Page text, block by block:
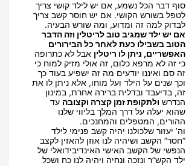
סוף דבר הכל נשמע, אם יש לילד קושי צריך
לטפל בשורש הקושי. אם יש חוסר קשב צריך
לבדוק למה זה ומדוע, ומה שורש הבעיה.
אם יש ילד שמגיב טוב לריטלין וזה הדבר
הטוב בשבילו כעת לאחר כל הבירורים
האפשריים, ניתן לו ריטלין אבל לא כתרופה
כי זה לא מרפא כלום, זה אולי מזיק למוח כי
זה סם ואיננו יודעים מה זה ישפיע בעוד כך
וכך שנים על הילד ועל מוחו, אלא ניתן לו את
זה, בדיעבד ובדלית ברירה אחרת, במינון
הנדרש ולתקופת זמן קצרה וקצובה עד
שהוא יעלה על דרך המלך בליווי שלנו
ההורים, המטפלים והמחנכים.
וה’ יעזור שלכולנו יהיה קשב פנימי לילד
“חסר” הקשב ושיהיה לנו אוזן להאזין לקצב
הנפשי של הקשב האישי האינדיבידואלי של
ילד הקש”ר ונזכה ונחיה ויהיה לנו כח ושכל